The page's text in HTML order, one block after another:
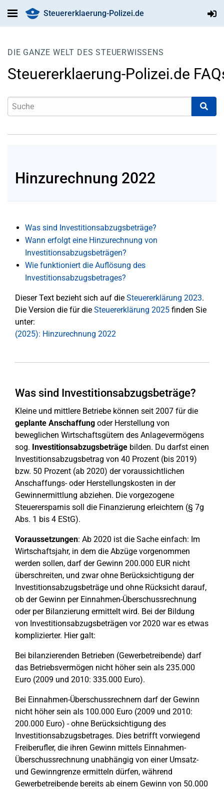
Steuererklaerung-Polizei.de
DIE GANZE WELT DES STEUERWISSENS
Steuererklaerung-Polizei.de
Hinzurechnung 2022
Was sind Investitionsabzugsbeträge?
Wann erfolgt eine Hinzurechnung von
Investitionsabzugsbeträgen?
Wie funktioniert die Auflösung des
Investitionsabzugsbetrages?
Dieser Text bezieht sich auf die Steuererklärung 2023.
Die Version die für die Steuererklärung 2025 finden Sie
unter:
(2025): Hinzurechnung 2022
Was sind Investitionsabzugsbeträge?
Kleine und mittlere Betriebe können seit 2007 für die
geplante Anschaffung oder Herstellung von
beweglichen Wirtschaftsgütern des Anlagevermögens
sog. Investitionsabzugsbeträge bilden. Du darfst einen
Investitionsabzugsbetrag von 40 Prozent (bis 2019)
bzw. 50 Prozent (ab 2020) der voraussichtlichen
Anschaffungs- oder Herstellungskosten in der
Gewinnermittlung abziehen. Die vorgezogene
Steuerersparnis soll die Finanzierung erleichtern (§ 7g
Abs. 1 bis 4 EStG).
Voraussetzungen: Ab 2020 ist die Sache einfach: Im
Wirtschaftsjahr, in dem die Abzüge vorgenommen
werden sollen, darf der Gewinn 200.000 EUR nicht
überschreiten, und zwar ohne Berücksichtigung der
Investitionsabzugsbeträge und ohne Rücksicht darauf,
ob der Gewinn per Einnahmen-Überschussrechnung
oder per Bilanzierung ermittelt wird. Bei der Bildung
von Investitionsabzugsbeträgen vor 2020 war es etwas
komplizierter. Hier galt:
Bei bilanzierenden Betrieben (Gewerbetreibende) darf
das Betriebsvermögen nicht höher sein als 235.000
Euro (2009 und 2010: 335.000 Euro).
Bei Einnahmen-Überschussrechnern darf der Gewinn
nicht höher sein als 100.000 Euro (2009 und 2010:
200.000 Euro) - ohne Berücksichtigung des
Investitionsabzugsbetrages. Dies betrifft vorwiegend
Freiberufler, die ihren Gewinn mittels Einnahmen-
Überschussrechnung unabhängig von einer Umsatz-
und Gewinngrenze ermitteln dürfen, während
Gewerbetreibende bereits ab einem Gewinn von 50.000